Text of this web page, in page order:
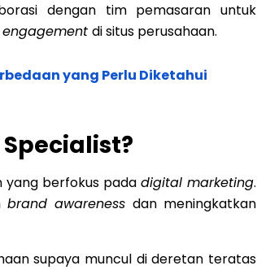
dengan tim pemasaran untuk
engagement di situs perusahaan.
yang Perlu Diketahui
yang berfokus pada digital marketing.
brand awareness dan meningkatkan
supaya muncul di deretan teratas